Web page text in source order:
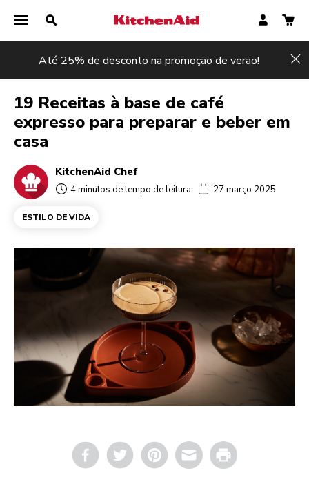
Até 25% de desconto na promoção de verão!
19 Receitas à base de café
expresso para preparar e beber em
casa
KitchenAid Chef
4 minutos de tempo de leitura 27 março 2025
ESTILO DE VIDA
Email Print